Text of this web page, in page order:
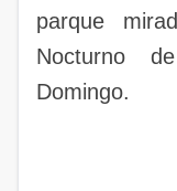
parque
Nocturno
Domingo.